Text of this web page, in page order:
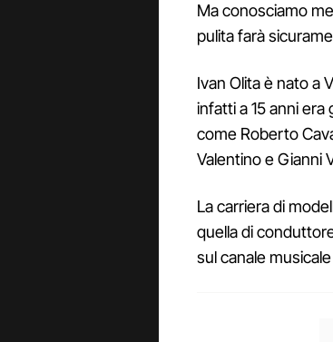
Ma conosciamo
pulita farà
Ivan Olita è nato a
infatti a 15 anni
come Roberto
Valentino e Gianni
La carriera di
quella di
sul canale